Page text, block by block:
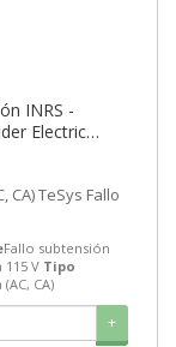
INRS -
Electric
Fallo subtensión
115 V Tipo
CA)
+